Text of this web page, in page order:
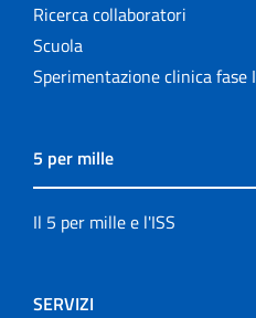
Ricerca collaboratori
Scuola
Sperimentazione clinica fase I
5 per mille
Il 5 per mille e l'ISS
SERVIZI